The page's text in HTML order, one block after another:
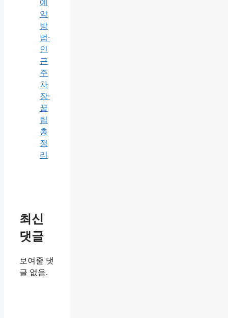
약
방
법·
인
근
주
차
장·
꿀
팁
총
정
리
최신
댓글
보여줄 댓
글 없음.